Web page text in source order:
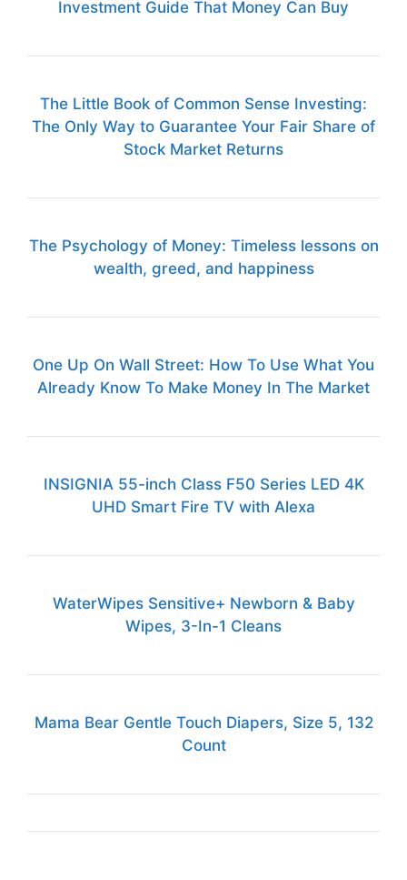
Investment Guide That Money Can Buy
The Little Book of Common Sense Investing:
The Only Way to Guarantee Your Fair Share of
Stock Market Returns
The Psychology of Money: Timeless lessons on
wealth, greed, and happiness
One Up On Wall Street: How To Use What You
Already Know To Make Money In The Market
INSIGNIA 55-inch Class F50 Series LED 4K
UHD Smart Fire TV with Alexa
WaterWipes Sensitive+ Newborn & Baby
Wipes, 3-In-1 Cleans
Mama Bear Gentle Touch Diapers, Size 5, 132
Count